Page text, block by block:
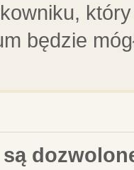
będzie
są